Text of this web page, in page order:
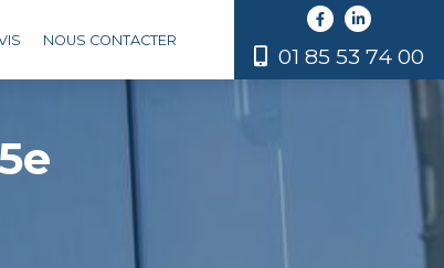
NOUS CONTACTER
01 85 53 74 00